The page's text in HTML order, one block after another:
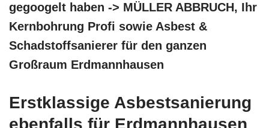
gegoogelt haben -> MÜLLER ABBRUCH, Ihr
Kernbohrung Profi sowie Asbest &
Schadstoffsanierer für den ganzen
Großraum Erdmannhausen
Erstklassige Asbestsanierung
ebenfalls für Erdmannhausen